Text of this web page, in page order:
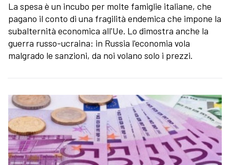
La spesa è un incubo per molte famiglie italiane, che
pagano il conto di una fragilità endemica che impone la
subalternità economica all'Ue. Lo dimostra anche la
guerra russo-ucraina: in Russia l'economia vola
malgrado le sanzioni, da noi volano solo i prezzi.